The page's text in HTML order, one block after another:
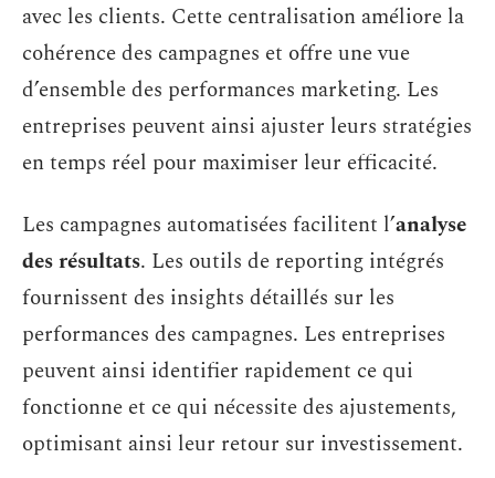
avec les clients. Cette centralisation améliore la
cohérence des campagnes et offre une vue
d’ensemble des performances marketing. Les
entreprises peuvent ainsi ajuster leurs stratégies
en temps réel pour maximiser leur efficacité.
Les campagnes automatisées facilitent l’analyse
des résultats. Les outils de reporting intégrés
fournissent des insights détaillés sur les
performances des campagnes. Les entreprises
peuvent ainsi identifier rapidement ce qui
fonctionne et ce qui nécessite des ajustements,
optimisant ainsi leur retour sur investissement.